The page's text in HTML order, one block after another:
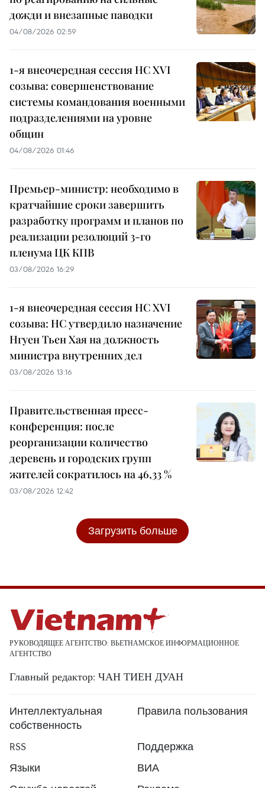
дожди и внезапные паводки
04/08/2026 02:59
1-я внеочередная сессия НС XVI
созыва: совершенствование
системы командования военными
подразделениями на уровне
общин
04/08/2026 01:46
Премьер-министр: необходимо в
кратчайшие сроки завершить
разработку программ и планов по
реализации резолюций 3-го
пленума ЦК КПВ
03/08/2026 16:29
1-я внеочередная сессия НС XVI
созыва: НС утвердило назначение
Нгуен Тьен Хая на должность
министра внутренних дел
03/08/2026 13:16
Правительственная пресс-
конференция: после
реорганизации количество
деревень и городских групп
жителей сократилось на 46,33 %
03/08/2026 12:42
Загрузить больше
РУКОВОДЯЩЕЕ АГЕНТСТВО: ВЬЕТНАМСКОЕ ИНФОРМАЦИОННОЕ
АГЕНТСТВО
Главный редактор: ЧАН ТИЕН ДУАН
Интеллектуальная
собственность
Правила пользования
RSS
Поддержка
Языки
ВИА